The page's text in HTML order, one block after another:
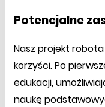
Potencjalne
Nasz projekt
korzyści. Po
edukacji,
naukę